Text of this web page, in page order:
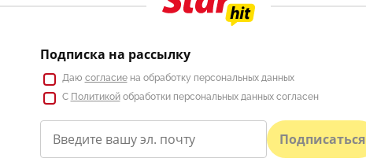
Подписка на рассылку
Даю согласиена обработку персональных данных
С Политикойобработки персональных данных согласен
Подписаться